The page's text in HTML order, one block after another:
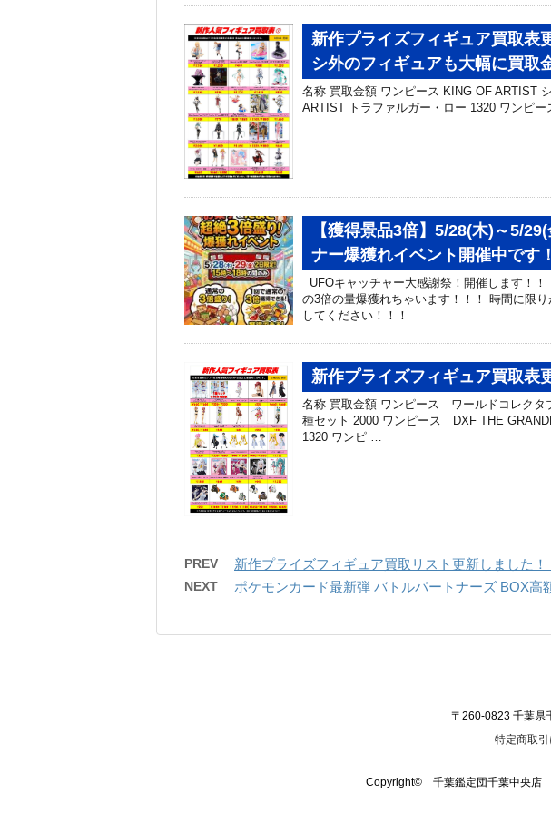
新作プライズフィギュア買取表
シ外のフィギュアも大幅に買取
名称 買取金額 ワンピース KING OF ARTIST
ARTIST トラファルガー・ロー 1320 ワンピ
【獲得景品3倍】5/28(木)～5/
ナー爆獲れイベント開催中です
UFOキャッチャー大感謝祭！開催します！
の3倍の量爆獲れちゃいます！！！ 時間に限
してください！！！
新作プライズフィギュア買取
名称 買取金額 ワンピース ワールドコレク
種セット 2000 ワンピース DXF THE
1320 ワンピ …
PREV 新作プライズフィギュア買取リスト更新しました！
NEXT ポケモンカード最新弾 バトルパートナーズ BOX高
〒260-0823 千葉県
特定商取
Copyright© 千葉鑑定団千葉中央店